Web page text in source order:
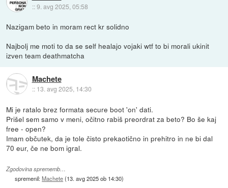
::9. avg 2025, 05:58
Nazigam beto in moram rect kr solidno
Najbolj me moti to da se self healajo vojaki wtf to bi morali ukinit
izven team deathmatcha
Machete
:: 13. avg 2025, 14:30
Mi je ratalo brez formata secure boot 'on' dati.
Prišel sem samo v meni, očitno rabiš preordrat za beto? Bo še kaj
free - open?
Imam občutek, da je tole čisto prekaotično in prehitro in ne bi dal
70 eur, če ne bom igral.
Zgodovina sprememb…
spremenil:Machete(13. avg 2025 ob 14:30)